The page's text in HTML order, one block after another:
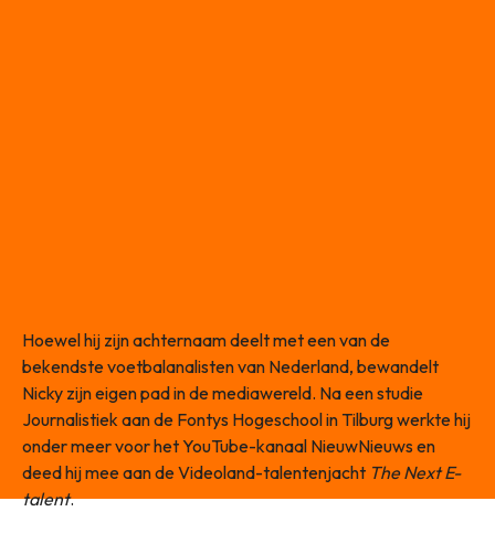
Hoewel hij zijn achternaam deelt met een van de
bekendste voetbalanalisten van Nederland, bewandelt
Nicky zijn eigen pad in de mediawereld. Na een studie
Journalistiek aan de Fontys Hogeschool in Tilburg werkte hij
onder meer voor het YouTube-kanaal NieuwNieuws en
deed hij mee aan de Videoland-talentenjacht The Next E-
talent.